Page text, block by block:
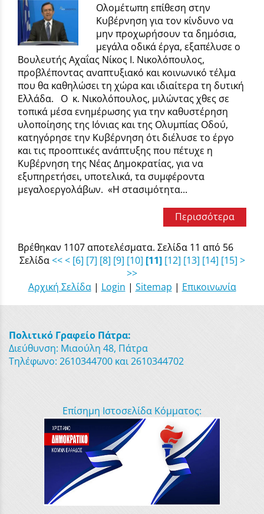
Ολομέτωπη επίθεση στην
Κυβέρνηση για τον κίνδυνο να
μην προχωρήσουν τα δημόσια,
μεγάλα οδικά έργα, εξαπέλυσε ο
Βουλευτής Αχαΐας Νίκος Ι. Νικολόπουλος,
προβλέποντας αναπτυξιακό και κοινωνικό τέλμα
που θα καθηλώσει τη χώρα και ιδιαίτερα τη δυτική
Ελλάδα. Ο κ. Νικολόπουλος, μιλώντας χθες σε
τοπικά μέσα ενημέρωσης για την καθυστέρηση
υλοποίησης της Ιόνιας και της Ολυμπίας Οδού,
κατηγόρησε την Κυβέρνηση ότι διέλυσε το έργο
και τις προοπτικές ανάπτυξης που πέτυχε η
Κυβέρνηση της Νέας Δημοκρατίας, για να
εξυπηρετήσει, υποτελικά, τα συμφέροντα
μεγαλοεργολάβων. «Η στασιμότητα...
Περισσότερα
Βρέθηκαν 1107 αποτελέσματα. Σελίδα 11 από 56
Σελίδα << < [6] [7] [8] [9] [10] [11] [12] [13] [14] [15] >
>>
Αρχική Σελίδα| Login | Sitemap | Επικοινωνία
Πολιτικό Γραφείο Πάτρα:
Διεύθυνση: Μιαούλη 48, Πάτρα
Τηλέφωνο: 2610344700 και 2610344702
Επίσημη Ιστοσελίδα Κόμματος: